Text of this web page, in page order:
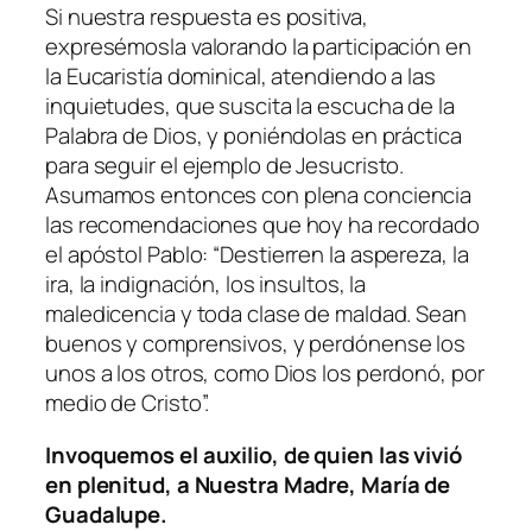
Si nuestra respuesta es positiva,
expresémosla valorando la participación en
la Eucaristía dominical, atendiendo a las
inquietudes, que suscita la escucha de la
Palabra de Dios, y poniéndolas en práctica
para seguir el ejemplo de Jesucristo.
Asumamos entonces con plena conciencia
las recomendaciones que hoy ha recordado
el apóstol Pablo: “Destierren la aspereza, la
ira, la indignación, los insultos, la
maledicencia y toda clase de maldad. Sean
buenos y comprensivos, y perdónense los
unos a los otros, como Dios los perdonó, por
medio de Cristo”.
Invoquemos el auxilio, de quien las vivió
en plenitud, a Nuestra Madre, María de
Guadalupe.